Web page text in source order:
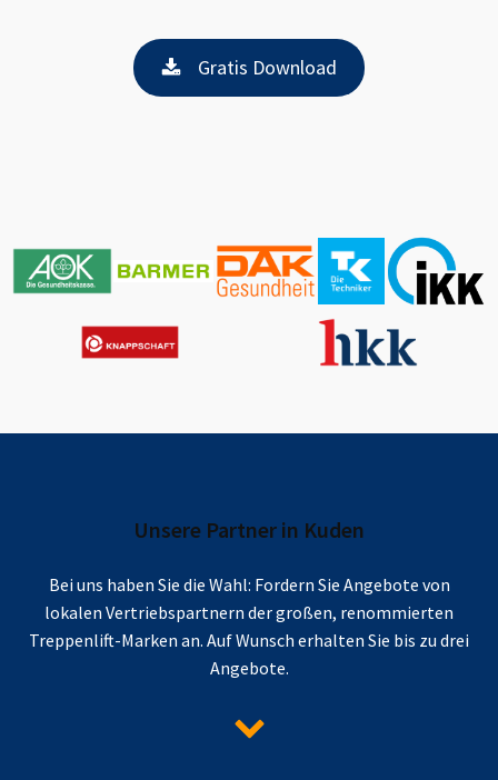
Gratis Download
Unsere Partner in Kuden
Bei uns haben Sie die Wahl: Fordern Sie Angebote von
lokalen Vertriebspartnern der großen, renommierten
Treppenlift-Marken an. Auf Wunsch erhalten Sie bis zu drei
Angebote.